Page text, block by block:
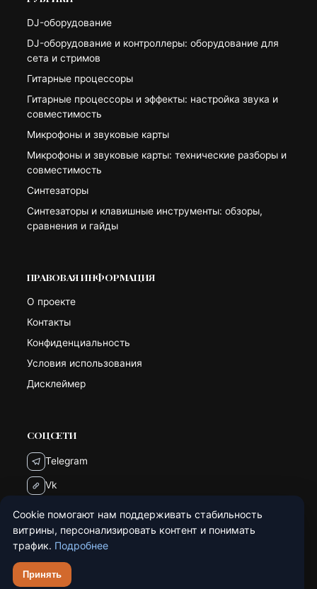
DJ-оборудование
DJ-оборудование и контроллеры: оборудование для
сета и стримов
Гитарные процессоры
Гитарные процессоры и эффекты: настройка звука и
совместимость
Микрофоны и звуковые карты
Микрофоны и звуковые карты: технические разборы и
совместимость
Синтезаторы
Синтезаторы и клавишные инструменты: обзоры,
сравнения и гайды
ПРАВОВАЯ ИНФОРМАЦИЯ
О проекте
Контакты
Конфиденциальность
Условия использования
Дисклеймер
СОЦСЕТИ
Telegram
Vk
© 2026 Звуковой Фокус. Все права защищены.
Cookie помогают нам поддерживать стабильность
витрины, персонализировать контент и понимать
трафик. Подробнее
Принять